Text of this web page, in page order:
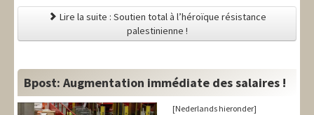
Lire la suite : Soutien total à l’héroïque résistance
palestinienne !
Bpost: Augmentation immédiate des salaires !
[Nederlands hieronder]